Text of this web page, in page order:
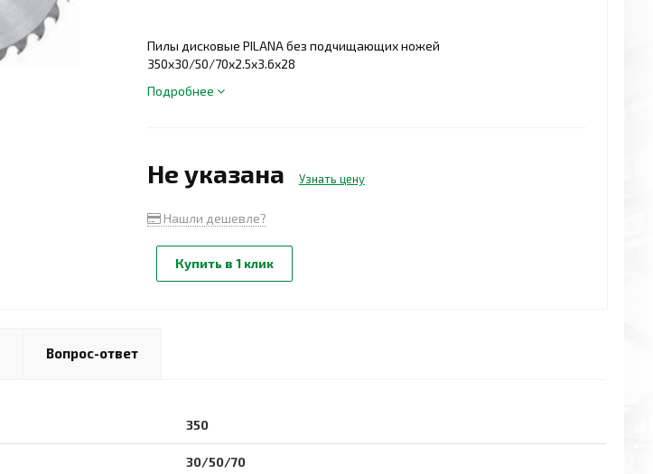
Пилы дисковые PILANA без подчищающих ножей
350x30/50/70x2.5x3.6x28
Подробнее
Не указана Узнать цену
Нашли дешевле?
Купить в 1 клик
Вопрос-ответ
350
30/50/70